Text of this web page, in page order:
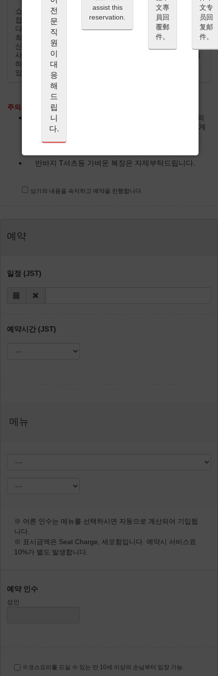
전
문
직
원
이
대
응
해
드
립
니
다.
assist this
reservation.
文專
員回
覆郵
件。
文专
员回
复邮
件。
쇼쿠도 얀（SHOKUDO YARN） 에서는 최고의 요리를 대
접하기 위해 엄선된 식재료만을 확보하여 요리하고 있습니
다. 손님의 희망사항 및 알레르기 등의 기본정보를 토대로
최고의 요리를 제공하기 위해서는 사전결제(paypal 혹은
신용카드 지불)를 통한 예약확정이 필요합니다. 최고의 식
사 그리고 시간이 되실 수 있도록 만전을 다해 요리를 준비
하겠습니다. 고객님의 방문을 즐거운 마음으로 기다리고
있겠습니다.
주의사항
향수 및 향이 강한 화장품의 사용을 금합니다.(요리의
향과 맛을 알 수 없게 되어 다른 손님에게 폐를 끼치게
만약 이를 어기실 경우 입점 및 식사는 불가합니다.
반바지 T셔츠등 가벼운 복장은 자제부탁드립니다.
상기의 내용을 숙지하고 예약을 진행합니다.
예약
일정 (JST)
예약시간 (JST)
메뉴
※ 어른 인수는 메뉴를 선택하시면 자동으로 계산되어 기입됩
니다.
※ 표시금액은 Seat Charge, 세포함입니다. 예약시 서비스료
10%가 별도 발생합니다.
예약 인수
성인
※코스요리를 드실 수 있는 만 10세 이상의 손님부터 입장 가능.